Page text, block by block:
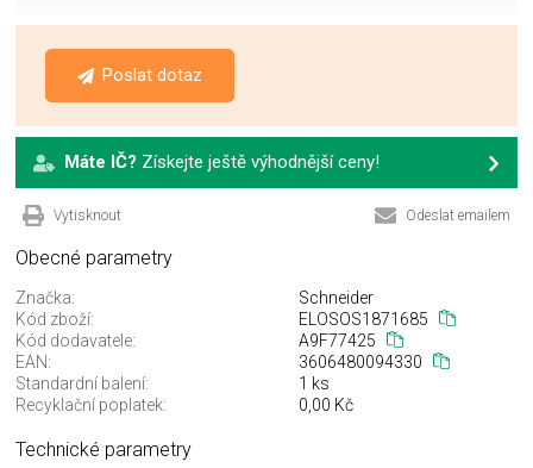
Poslat dotaz
Máte IČ? Získejte ještě výhodnější ceny!
Vytisknout Odeslat emailem
Obecné parametry
Značka:
Schneider
Kód zboží:
ELOSOS1871685
Kód dodavatele:
A9F77425
EAN:
3606480094330
Standardní balení:
1 ks
Recyklační poplatek:
0,00 Kč
Technické parametry